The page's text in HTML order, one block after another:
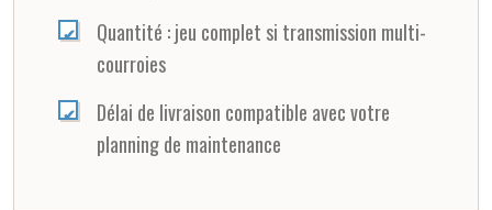
Quantité : jeu complet si transmission multi-
courroies
Délai de livraison compatible avec votre
planning de maintenance